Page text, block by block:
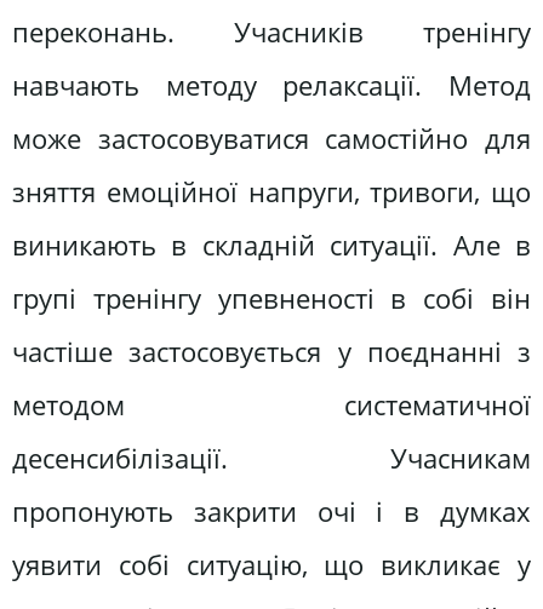
переконань. Учасників тренінгу
навчають методу релаксації. Метод
може застосовуватися самостійно для
зняття емоційної напруги, тривоги, що
виникають в складній ситуації. Але в
групі тренінгу упевненості в собі він
частіше застосовується у поєднанні з
методом систематичної
десенсибілізації. Учасникам
пропонують закрити очі і в думках
уявити собі ситуацію, що викликає у